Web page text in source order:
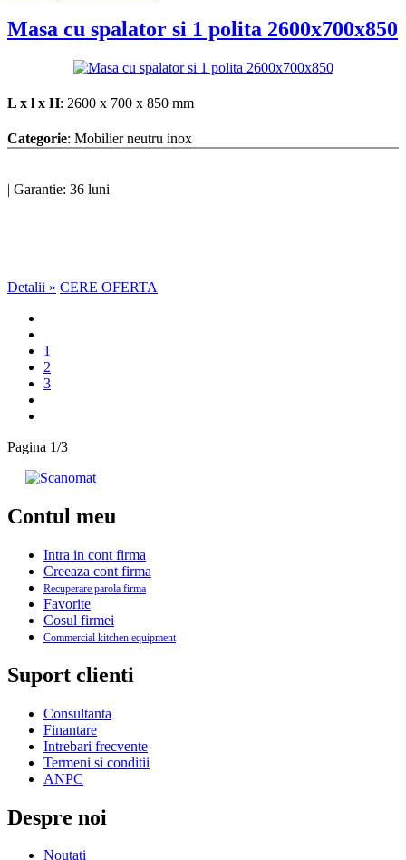
Masa cu spalator si 1 polita 2600x700x850
L x l x H: 2600 x 700 x 850 mm
Categorie: Mobilier neutru inox
| Garantie: 36 luni
Detalii » CERE OFERTA
1
2
3
Pagina 1/3
Contul meu
Intra in cont firma
Creeaza cont firma
Recuperare parola firma
Favorite
Cosul firmei
Commercial kitchen equipment
Suport clienti
Consultanta
Finantare
Intrebari frecvente
Termeni si conditii
ANPC
Despre noi
Noutati